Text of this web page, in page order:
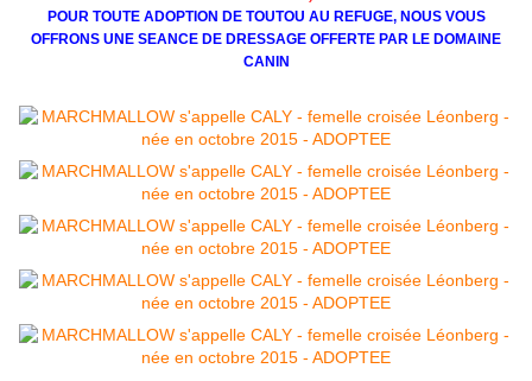
POUR TOUTE ADOPTION DE TOUTOU AU REFUGE, NOUS VOUS
OFFRONS UNE SEANCE DE DRESSAGE OFFERTE PAR LE DOMAINE
CANIN